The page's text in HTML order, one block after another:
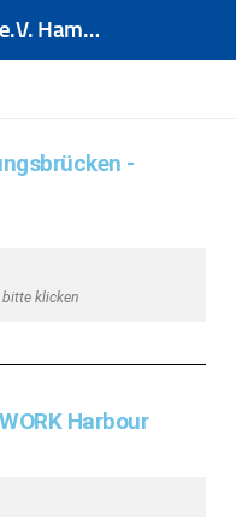
Wassersportverein ALBATROS e.V. Hamburg
-
bitte klicken
Harbour